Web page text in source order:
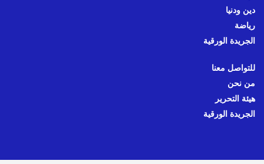
دين ودنيا
رياضة
الجريدة الورقية
للتواصل معنا
من نحن
هيئة التحرير
الجريدة الورقية